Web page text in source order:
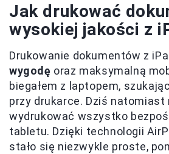
Jak drukować
wysokiej jakości z
Drukowanie dokumentów z
wygodę oraz maksymalną
biegałem z laptopem,
przy drukarce. Dziś natomiast
wydrukować wszystko
tabletu. Dzięki technologii
stało się niezwykle proste,